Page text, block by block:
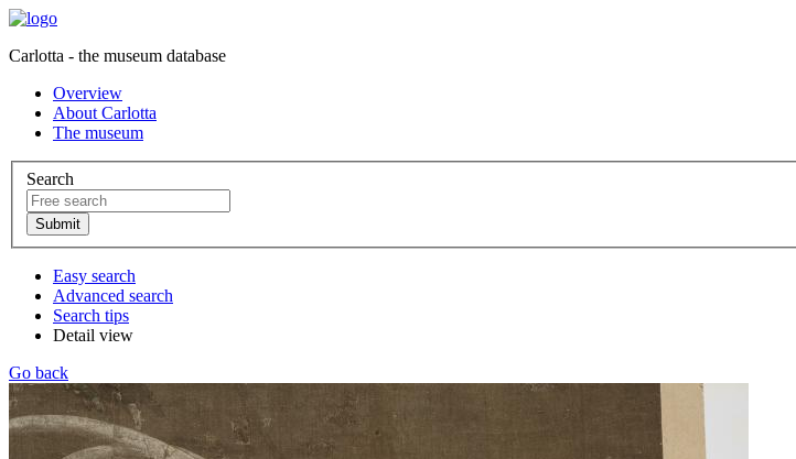
Carlotta - the museum database
Overview
About Carlotta
The museum
Search
Easy search
Advanced search
Search tips
Detail view
Go back